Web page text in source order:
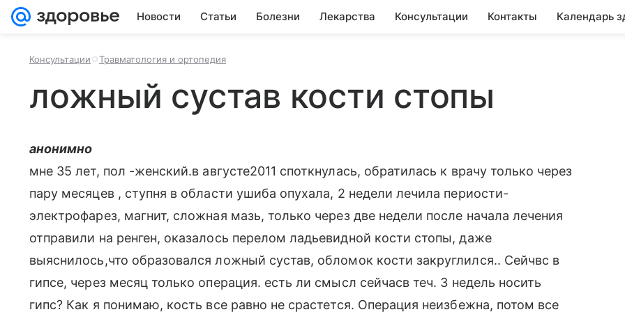
Новости Статьи Болезни Лекарства Консультации Контакты Календарь
Консультации Травматология и ортопедия
ложный сустав кости стопы
анонимно
мне 35 лет, пол -женский.в августе2011 споткнулась, обратилась к врачу только через
пару месяцев , ступня в области ушиба опухала, 2 недели лечила периости-
электрофарез, магнит, сложная мазь, только через две недели после начала лечения
отправили на ренген, оказалось перелом ладьевидной кости стопы, даже
выяснилось,что образовался ложный сустав, обломок кости закруглился.. Сейчвс в
гипсе, через месяц только операция. есть ли смысл сейчасв теч. 3 недель носить
гипс? Как я понимаю, кость все равно не срастется. Операция неизбежна, потом все